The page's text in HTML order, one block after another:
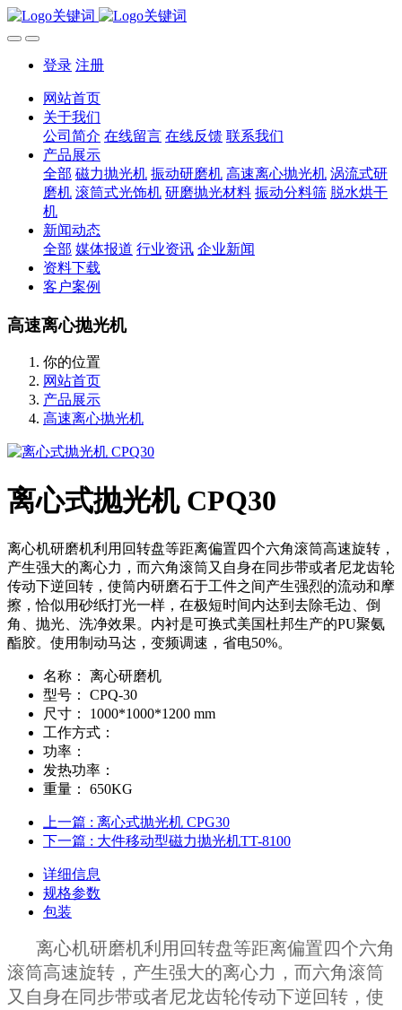
登录 注册
网站首页
关于我们
公司简介 在线留言 在线反馈 联系我们
产品展示
全部 磁力抛光机 振动研磨机 高速离心抛光机 涡流式研
磨机 滚筒式光饰机 研磨抛光材料 振动分料筛 脱水烘干
机
新闻动态
全部 媒体报道 行业资讯 企业新闻
资料下载
客户案例
高速离心抛光机
你的位置
网站首页
产品展示
高速离心抛光机
离心式抛光机 CPQ30
离心机研磨机利用回转盘等距离偏置四个六角滚筒高速旋转，
产生强大的离心力，而六角滚筒又自身在同步带或者尼龙齿轮
传动下逆回转，使筒内研磨石于工件之间产生强烈的流动和摩
擦，恰似用砂纸打光一样，在极短时间内达到去除毛边、倒
角、抛光、洗净效果。内衬是可换式美国杜邦生产的PU聚氨
酯胶。使用制动马达，变频调速，省电50%。
名称：
离心研磨机
型号：
CPQ-30
尺寸：
1000*1000*1200 mm
工作方式：
功率：
发热功率：
重量：
650KG
上一篇 : 离心式抛光机 CPG30
下一篇 : 大件移动型磁力抛光机TT-8100
详细信息
规格参数
包装
离心机研磨机利用回转盘等距离偏置四个六角
滚筒高速旋转，产生强大的离心力，而六角滚筒
又自身在同步带或者尼龙齿轮传动下逆回转，使